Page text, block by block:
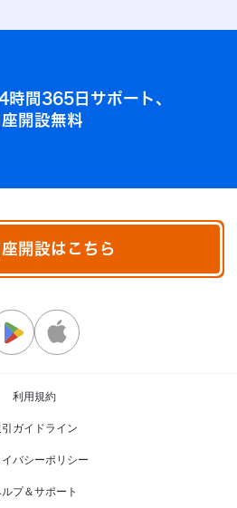
間365日サポート、
座開設無料
開設はこちら
利用規約
ガイドライン
バシーポリシー
プ＆サポート